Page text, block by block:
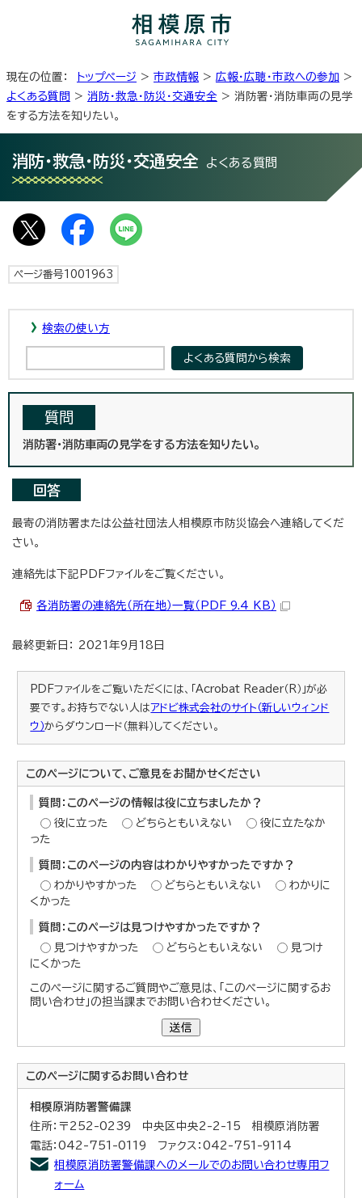
現在の位置： トップページ > 市政情報 > 広報・広聴・市政への参加 >
よくある質問 > 消防・救急・防災・交通安全 > 消防署・消防車両の見学
をする方法を知りたい。
消防・救急・防災・交通安全 よくある質問
ページ番号1001963
検索の使い方
質問
消防署・消防車両の見学をする方法を知りたい。
回答
最寄の消防署または公益社団法人相模原市防災協会へ連絡してくだ
さい。
連絡先は下記PDFファイルをご覧ください。
各消防署の連絡先（所在地）一覧（PDF 9.4 KB）
最終更新日： 2021年9月18日
PDFファイルをご覧いただくには、「Acrobat Reader（R）」が必
要です。お持ちでない人はアドビ株式会社のサイト（新しいウィンド
ウ）からダウンロード（無料）してください。
このページについて、ご意見をお聞かせください
質問：このページの情報は役に立ちましたか？
役に立った
どちらともいえない
役に立たなか
った
質問：このページの内容はわかりやすかったですか？
わかりやすかった
どちらともいえない
わかりに
くかった
質問：このページは見つけやすかったですか？
見つけやすかった
どちらともいえない
見つけ
にくかった
このページに関するご質問やご意見は、「このページに関するお
問い合わせ」の担当課までお問い合わせください。
送信
このページに関するお問い合わせ
相模原消防署警備課
住所：〒252-0239 中央区中央2-2-15 相模原消防署
電話：042-751-0119 ファクス：042-751-9114
相模原消防署警備課へのメールでのお問い合わせ専用フ
ォーム